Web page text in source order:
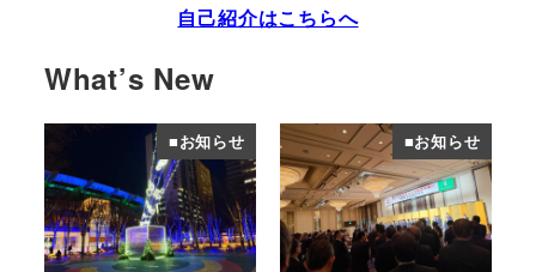
自己紹介はこちらへ
What’s New
■お知らせ ■お知らせ